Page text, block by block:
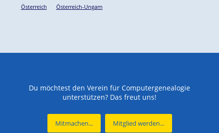
Österreich
Österreich-Ungarn
Du möchtest den Verein für Computergenealogie
unterstützen? Das freut uns!
Mitmachen... Mitglied werden...